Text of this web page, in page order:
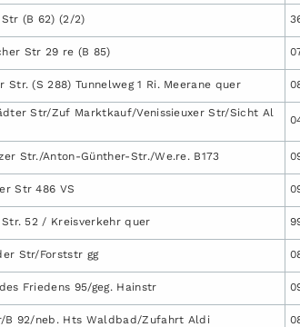
(B 62) (2/2)
Str 29 re (B 85)
Str. (S 288) Tunnelweg 1 Ri. Meerane quer
Str/Zuf Marktkauf/Venissieuxer Str/Sicht Al
Str./Anton-Günther-Str./We.re. B173
Str 486 VS
52 / Kreisverkehr quer
Str/Forststr gg
Friedens 95/geg. Hainstr
B 92/neb. Hts Waldbad/Zufahrt Aldi